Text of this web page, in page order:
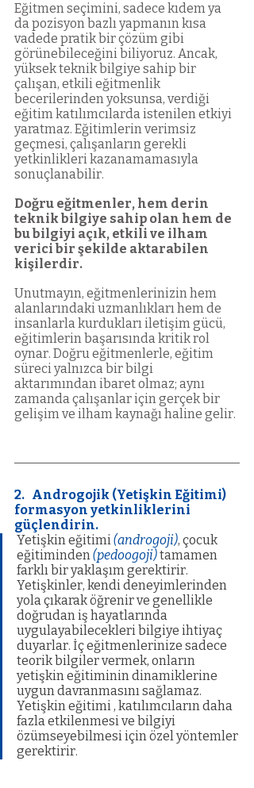
Eğitmen seçimini, sadece kıdem ya
da pozisyon bazlı yapmanın kısa
vadede pratik bir çözüm gibi
görünebileceğini biliyoruz. Ancak,
yüksek teknik bilgiye sahip bir
çalışan, etkili eğitmenlik
becerilerinden yoksunsa, verdiği
eğitim katılımcılarda istenilen etkiyi
yaratmaz. Eğitimlerin verimsiz
geçmesi, çalışanların gerekli
yetkinlikleri kazanamamasıyla
sonuçlanabilir.
Doğru eğitmenler, hem derin
teknik bilgiye sahip olan hem de
bu bilgiyi açık, etkili ve ilham
verici bir şekilde aktarabilen
kişilerdir.
Unutmayın, eğitmenlerinizin hem
alanlarındaki uzmanlıkları hem de
insanlarla kurdukları iletişim gücü,
eğitimlerin başarısında kritik rol
oynar. Doğru eğitmenlerle, eğitim
süreci yalnızca bir bilgi
aktarımından ibaret olmaz; aynı
zamanda çalışanlar için gerçek bir
gelişim ve ilham kaynağı haline gelir.
2.   Androgojik (Yetişkin Eğitimi)
formasyon yetkinliklerini
güçlendirin.
Yetişkin eğitimi(androgoji), çocuk
eğitiminden (pedoogoji)tamamen
farklı bir yaklaşım gerektirir.
Yetişkinler, kendi deneyimlerinden
yola çıkarak öğrenir ve genellikle
doğrudan iş hayatlarında
uygulayabilecekleri bilgiye ihtiyaç
duyarlar. İç eğitmenlerinize sadece
teorik bilgiler vermek, onların
yetişkin eğitiminin dinamiklerine
uygun davranmasını sağlamaz.
Yetişkin eğitimi , katılımcıların daha
fazla etkilenmesi ve bilgiyi
özümseyebilmesi için özel yöntemler
gerektirir.